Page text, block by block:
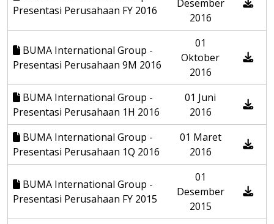
Presentasi Perusahaan FY 2016
Desember
2016
BUMA International Group -
Presentasi Perusahaan 9M 2016
01
Oktober
2016
BUMA International Group -
Presentasi Perusahaan 1H 2016
01 Juni
2016
BUMA International Group -
Presentasi Perusahaan 1Q 2016
01 Maret
2016
BUMA International Group -
Presentasi Perusahaan FY 2015
01
Desember
2015